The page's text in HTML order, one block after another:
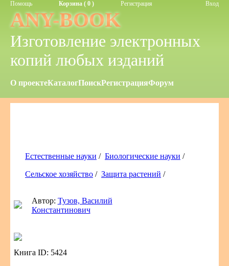
Помощь Корзина ( 0 ) Регистрация Вход
ANY-BOOK
Изготовление электронных
копий любых изданий
О проектеКаталогПоискРегистрацияФорум
Естественные науки / Биологические науки /
Сельское хозяйство / Защита растений /
Автор: Тузов, Василий
Константинович
Книга ID: 5424